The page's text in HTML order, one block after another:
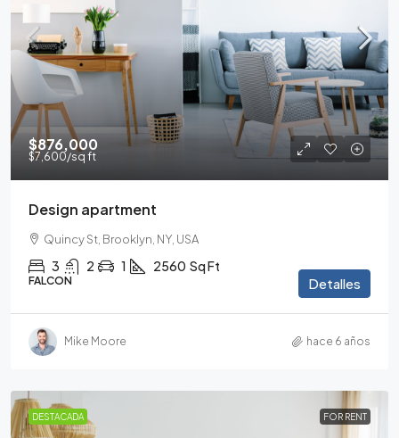
$876,000
$7,600/sq ft
Design apartment
Quincy St, Brooklyn, NY, USA
3 2 1 2560 Sq Ft
FALCON Detalles
Mike Moore hace 6 años
DESTACADA FOR RENT